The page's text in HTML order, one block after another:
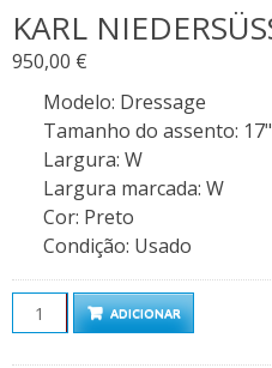
KARL NIEDERSÜSS
950,00 €
Modelo: Dressage
Tamanho do assento: 17"
Largura: W
Largura marcada: W
Cor: Preto
Condição: Usado
QuantidadeADICIONAR